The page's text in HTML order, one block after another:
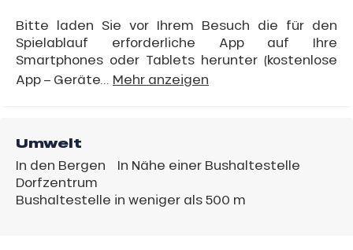
Bitte laden Sie vor Ihrem Besuch die für den
Spielablauf erforderliche App auf Ihre
Smartphones oder Tablets herunter (kostenlose
App – Geräte... Mehr anzeigen
Umwelt
In den Bergen
In Nähe einer Bushaltestelle
Dorfzentrum
Bushaltestelle in weniger als 500 m